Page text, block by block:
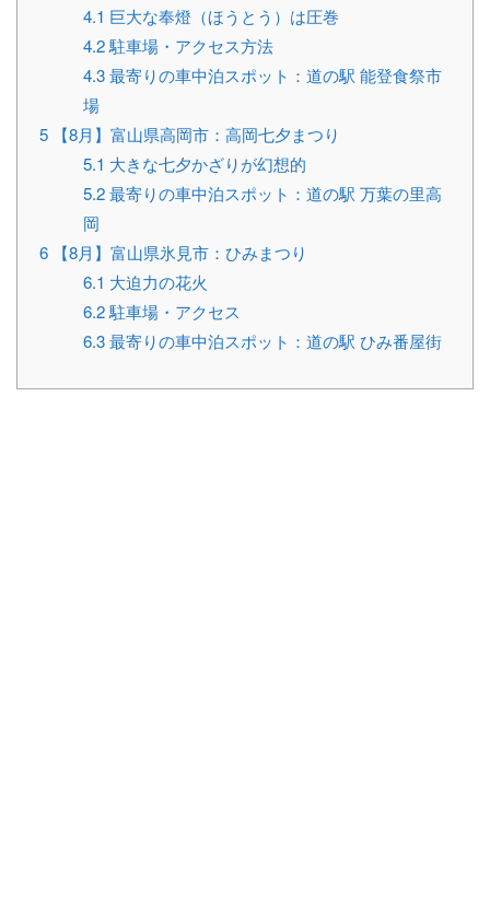
4.1 巨大な奉燈（ほうとう）は圧巻
4.2駐車場・アクセス方法
4.3最寄りの車中泊スポット：道の駅 能登食祭市
場
5 【8月】富山県高岡市：高岡七夕まつり
5.1 大きな七夕かざりが幻想的
5.2最寄りの車中泊スポット：道の駅 万葉の里高
岡
6 【8月】富山県氷見市：ひみまつり
6.1 大迫力の花火
6.2駐車場・アクセス
6.3最寄りの車中泊スポット：道の駅 ひみ番屋街